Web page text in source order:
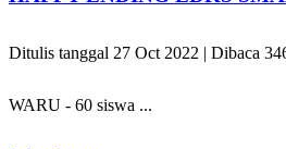
Ditulis tanggal 27 Oct 2022 | Dibaca
WARU - 60 siswa ...